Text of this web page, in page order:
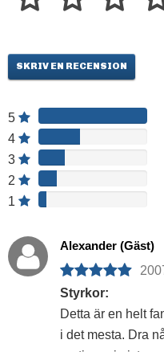
SKRIV EN RECENSION
5
4
3
2
1
Alexander (Gäst)
Styrkor:
Detta är en helt
i det mesta. Dra